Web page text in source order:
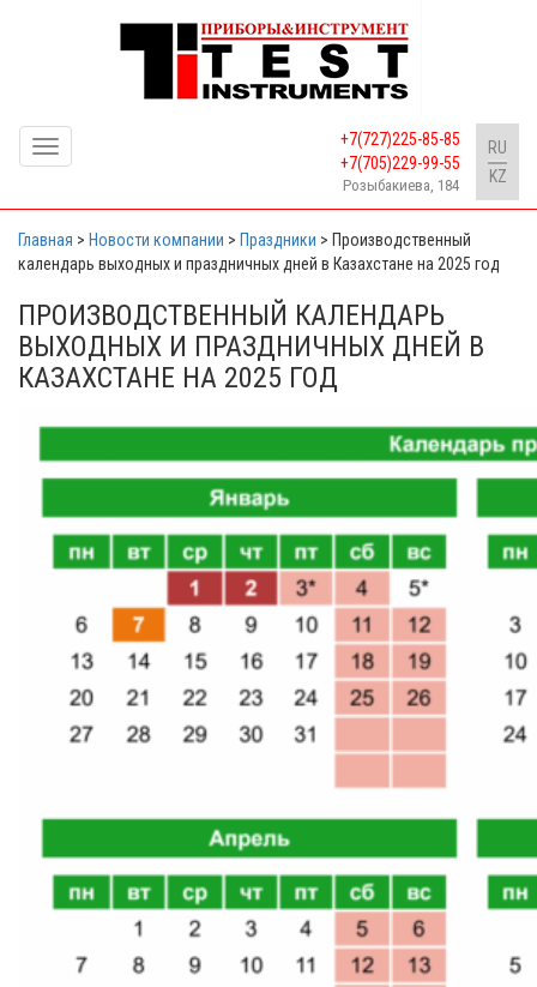
Toggle
+7(727)225-85-85
+7(705)229-99-55
Розыбакиева, 184
RU
KZ
Главная > Новости компании > Праздники > Производственный
календарь выходных и праздничных дней в Казахстане на 2025 год
ПРОИЗВОДСТВЕННЫЙ КАЛЕНДАРЬ
ВЫХОДНЫХ И ПРАЗДНИЧНЫХ ДНЕЙ В
КАЗАХСТАНЕ НА 2025 ГОД